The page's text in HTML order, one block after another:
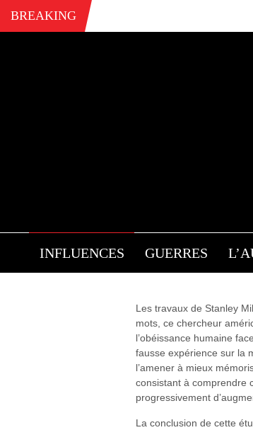
BREAKING
INFLUENCES GUERRES
Les travaux de Stanley
mots, ce chercheur
l’obéissance humaine
fausse expérience sur la
l’amener à mieux
consistant à comprendre
progressivement
La conclusion de cette